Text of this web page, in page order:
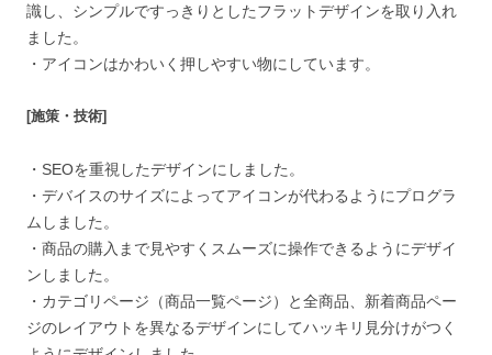
識し、シンプルですっきりとしたフラットデザインを取り入れ
ました。
・アイコンはかわいく押しやすい物にしています。
[施策・技術]
・SEOを重視したデザインにしました。
・デバイスのサイズによってアイコンが代わるようにプログラ
ムしました。
・商品の購入まで見やすくスムーズに操作できるようにデザイ
ンしました。
・カテゴリページ（商品一覧ページ）と全商品、新着商品ペー
ジのレイアウトを異なるデザインにしてハッキリ見分けがつく